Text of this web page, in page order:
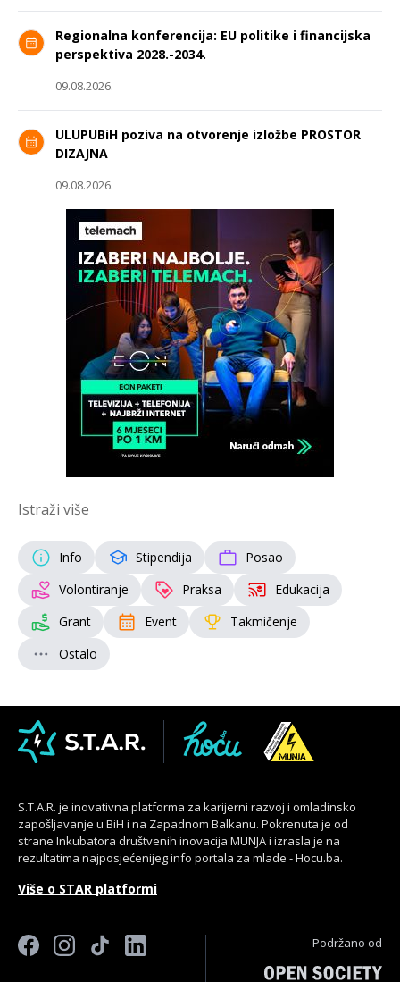
Regionalna konferencija: EU politike i financijska
perspektiva 2028.-2034.
09.08.2026.
ULUPUBiH poziva na otvorenje izložbe PROSTOR
DIZAJNA
09.08.2026.
Istraži više
Info Stipendija
Posao
Volontiranje
Praksa
Edukacija
Grant
Event
Takmičenje
Ostalo
S.T.A.R. je inovativna platforma za karijerni razvoj i omladinsko
zapošljavanje u BiH i na Zapadnom Balkanu. Pokrenuta je od
strane Inkubatora društvenih inovacija MUNJA i izrasla je na
rezultatima najposjećenijeg info portala za mlade - Hocu.ba.
Više o STAR platformi
Podržano od